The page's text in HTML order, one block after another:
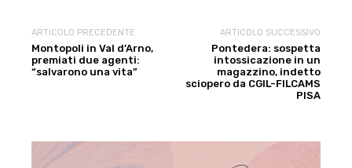
ARTICOLO PRECEDENTE
Montopoli in Val d’Arno,
premiati due agenti:
“salvarono una vita”
ARTICOLO SUCCESSIVO
Pontedera: sospetta
intossicazione in un
magazzino, indetto
sciopero da CGIL-FILCAMS
PISA